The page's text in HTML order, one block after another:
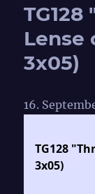
Lense
3x05)
16.